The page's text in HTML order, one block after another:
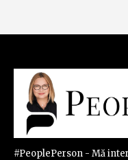
#PeoplePerson - Mă